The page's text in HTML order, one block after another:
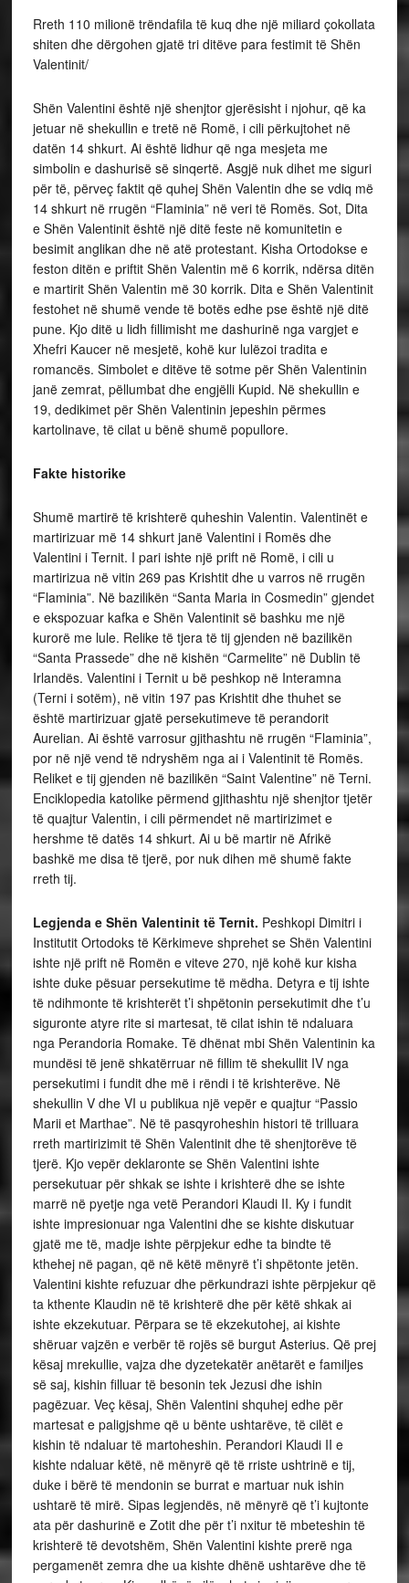
Rreth 110 milionë trëndafila të kuq dhe një miliard çokollata
shiten dhe dërgohen gjatë tri ditëve para festimit të Shën
Valentinit/
Shën Valentini është një shenjtor gjerësisht i njohur, që ka
jetuar në shekullin e tretë në Romë, i cili përkujtohet në
datën 14 shkurt. Ai është lidhur që nga mesjeta me
simbolin e dashurisë së sinqertë. Asgjë nuk dihet me siguri
për të, përveç faktit që quhej Shën Valentin dhe se vdiq më
14 shkurt në rrugën “Flaminia” në veri të Romës. Sot, Dita
e Shën Valentinit është një ditë feste në komunitetin e
besimit anglikan dhe në atë protestant. Kisha Ortodokse e
feston ditën e priftit Shën Valentin më 6 korrik, ndërsa ditën
e martirit Shën Valentin më 30 korrik. Dita e Shën Valentinit
festohet në shumë vende të botës edhe pse është një ditë
pune. Kjo ditë u lidh fillimisht me dashurinë nga vargjet e
Xhefri Kaucer në mesjetë, kohë kur lulëzoi tradita e
romancës. Simbolet e ditëve të sotme për Shën Valentinin
janë zemrat, pëllumbat dhe engjëlli Kupid. Në shekullin e
19, dedikimet për Shën Valentinin jepeshin përmes
kartolinave, të cilat u bënë shumë popullore.
Fakte historike
Shumë martirë të krishterë quheshin Valentin. Valentinët e
martirizuar më 14 shkurt janë Valentini i Romës dhe
Valentini i Ternit. I pari ishte një prift në Romë, i cili u
martirizua në vitin 269 pas Krishtit dhe u varros në rrugën
“Flaminia”. Në bazilikën “Santa Maria in Cosmedin” gjendet
e ekspozuar kafka e Shën Valentinit së bashku me një
kurorë me lule. Relike të tjera të tij gjenden në bazilikën
“Santa Prassede” dhe në kishën “Carmelite” në Dublin të
Irlandës. Valentini i Ternit u bë peshkop në Interamna
(Terni i sotëm), në vitin 197 pas Krishtit dhe thuhet se
është martirizuar gjatë persekutimeve të perandorit
Aurelian. Ai është varrosur gjithashtu në rrugën “Flaminia”,
por në një vend të ndryshëm nga ai i Valentinit të Romës.
Reliket e tij gjenden në bazilikën “Saint Valentine” në Terni.
Enciklopedia katolike përmend gjithashtu një shenjtor tjetër
të quajtur Valentin, i cili përmendet në martirizimet e
hershme të datës 14 shkurt. Ai u bë martir në Afrikë
bashkë me disa të tjerë, por nuk dihen më shumë fakte
rreth tij.
Legjenda e Shën Valentinit të Ternit. Peshkopi Dimitri i
Institutit Ortodoks të Kërkimeve shprehet se Shën Valentini
ishte një prift në Romën e viteve 270, një kohë kur kisha
ishte duke pësuar persekutime të mëdha. Detyra e tij ishte
të ndihmonte të krishterët t’i shpëtonin persekutimit dhe t’u
siguronte atyre rite si martesat, të cilat ishin të ndaluara
nga Perandoria Romake. Të dhënat mbi Shën Valentinin ka
mundësi të jenë shkatërruar në fillim të shekullit IV nga
persekutimi i fundit dhe më i rëndi i të krishterëve. Në
shekullin V dhe VI u publikua një vepër e quajtur “Passio
Marii et Marthae”. Në të pasqyroheshin histori të trilluara
rreth martirizimit të Shën Valentinit dhe të shenjtorëve të
tjerë. Kjo vepër deklaronte se Shën Valentini ishte
persekutuar për shkak se ishte i krishterë dhe se ishte
marrë në pyetje nga vetë Perandori Klaudi II. Ky i fundit
ishte impresionuar nga Valentini dhe se kishte diskutuar
gjatë me të, madje ishte përpjekur edhe ta bindte të
kthehej në pagan, që në këtë mënyrë t’i shpëtonte jetën.
Valentini kishte refuzuar dhe përkundrazi ishte përpjekur që
ta kthente Klaudin në të krishterë dhe për këtë shkak ai
ishte ekzekutuar. Përpara se të ekzekutohej, ai kishte
shëruar vajzën e verbër të rojës së burgut Asterius. Që prej
kësaj mrekullie, vajza dhe dyzetekatër anëtarët e familjes
së saj, kishin filluar të besonin tek Jezusi dhe ishin
pagëzuar. Veç kësaj, Shën Valentini shquhej edhe për
martesat e paligjshme që u bënte ushtarëve, të cilët e
kishin të ndaluar të martoheshin. Perandori Klaudi II e
kishte ndaluar këtë, në mënyrë që të rriste ushtrinë e tij,
duke i bërë të mendonin se burrat e martuar nuk ishin
ushtarë të mirë. Sipas legjendës, në mënyrë që t’i kujtonte
ata për dashurinë e Zotit dhe për t’i nxitur të mbeteshin të
krishterë të devotshëm, Shën Valentini kishte prerë nga
pergamenët zemra dhe ua kishte dhënë ushtarëve dhe të